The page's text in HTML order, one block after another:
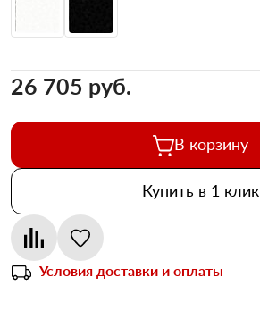
26 705 pуб.
В корзину
Купить в 1 клик
Условия доставки и оплаты